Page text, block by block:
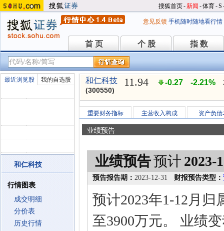
搜狐首页-新闻 -体育-S
意见反馈 手机随时随地看行情
首 页
首 页 个 股
个 股 指 数
指 数
最近浏览股 我的自选股
和仁科技
行情图表
成交明细
分价表
历史行情
和仁科技
(300550)
11.94 -0.27 -2.21%
重要财务指标 主营收入构成 资产负债
业绩预告
业绩预告预计 2023-
预告报告期： 2023-12-31 财报预告类型：
预计2023年1-12月
至3900万元。 业绩